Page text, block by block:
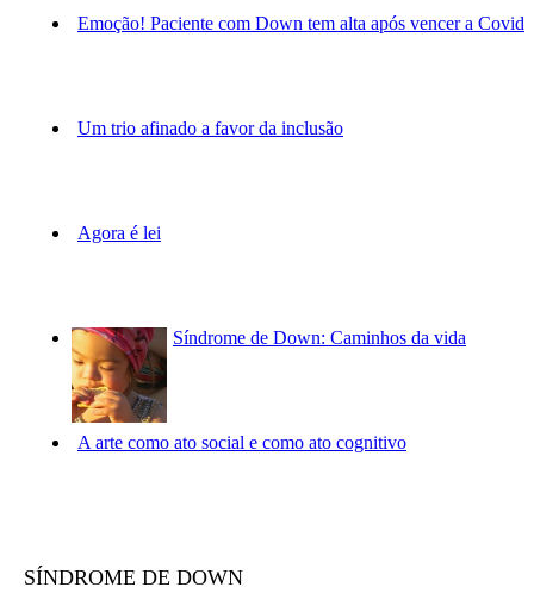
Emoção! Paciente com Down tem alta após vencer a Covid
Um trio afinado a favor da inclusão
Agora é lei
Síndrome de Down: Caminhos da vida
A arte como ato social e como ato cognitivo
SÍNDROME DE DOWN